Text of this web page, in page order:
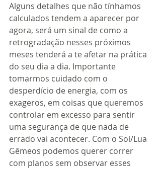
Alguns detalhes que não tínhamos
calculados tendem a aparecer por
agora, será um sinal de como a
retrogradação nesses próximos
meses tenderá a te afetar na prática
do seu dia a dia. Importante
tomarmos cuidado com o
desperdício de energia, com os
exageros, em coisas que queremos
controlar em excesso para sentir
uma segurança de que nada de
errado vai acontecer. Com o Sol/Lua
Gêmeos podemos querer correr
com planos sem observar esses